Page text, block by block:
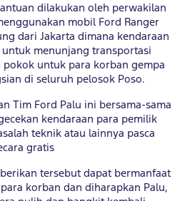
dilakukan oleh perwakilan
mobil Ford Ranger
dari Jakarta dimana kendaraan
menunjang transportasi
untuk para korban gempa
di seluruh pelosok Poso.
Tim Ford Palu ini bersama-sama
kendaraan para pemilik
teknik atau lainnya pasca
gratis
tersebut dapat bermanfaat
korban dan diharapkan Palu,